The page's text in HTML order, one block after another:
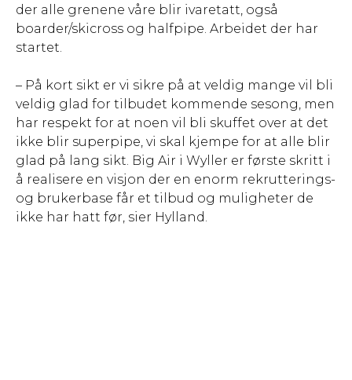
der alle grenene våre blir ivaretatt, også
boarder/skicross og halfpipe. Arbeidet der har
startet.
– På kort sikt er vi sikre på at veldig mange vil bli
veldig glad for tilbudet kommende sesong, men
har respekt for at noen vil bli skuffet over at det
ikke blir superpipe, vi skal kjempe for at alle blir
glad på lang sikt. Big Air i Wyller er første skritt i
å realisere en visjon der en enorm rekrutterings-
og brukerbase får et tilbud og muligheter de
ikke har hatt før, sier Hylland.